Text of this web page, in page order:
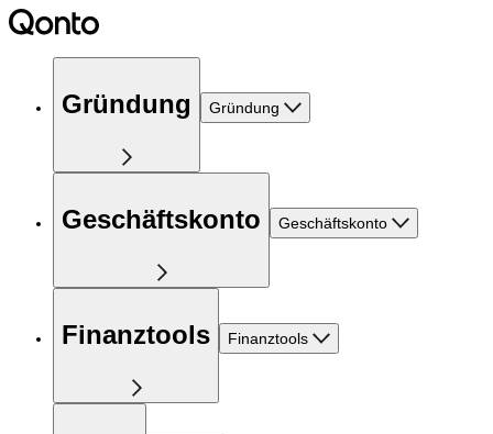
Gründung Gründung
Geschäftskonto Geschäftskonto
Finanztools Finanztools